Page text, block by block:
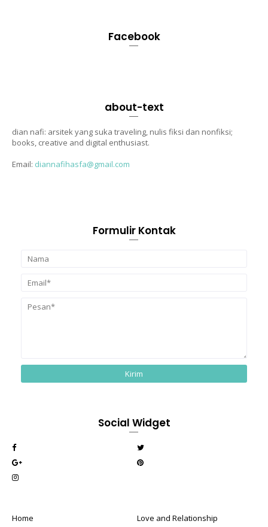
Facebook
about-text
dian nafi: arsitek yang suka traveling, nulis fiksi dan nonfiksi;
books, creative and digital enthusiast.
Email: diannafihasfa@gmail.com
Formulir Kontak
Social Widget
Home
Love and Relationship